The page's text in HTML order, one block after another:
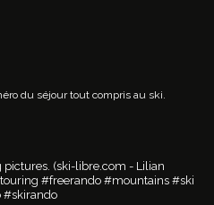
du séjour tout compris au ski.
(ski-libre.com - Lilian
#freerando #mountains #ski
#skirando